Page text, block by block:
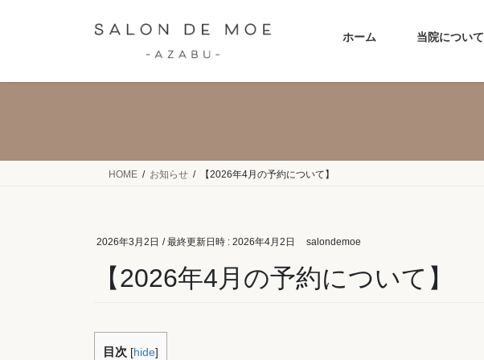
ツ
ッ
シ
移
ホーム 当院について
HOME お知らせ 【2026年4月の予約について】
2026年3月2日 / 最終更新日時 : 2026年4月2日 salondemoe
【2026年4月の予約について】
目次 [hide]